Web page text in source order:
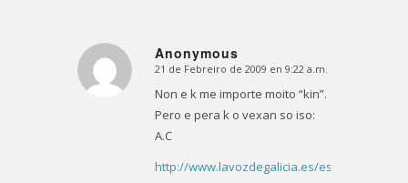
Anonymous
Dice:
21 de Febreiro de 2009 en 9:22 a.m.
Non e k me importe moito “kin”.
Pero e pera k o vexan so iso:
A.C
http://www.lavozdegalicia.es/